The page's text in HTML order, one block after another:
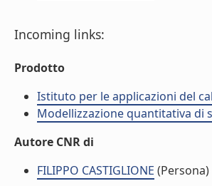
Incoming links:
Prodotto
Istituto per le applicazioni del
Modellizzazione quantitativa di
Autore CNR di
FILIPPO CASTIGLIONE (Persona)